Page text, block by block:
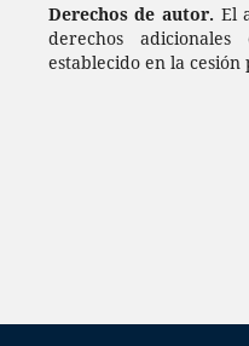
Derechos de autor. El
derechos
establecido en la